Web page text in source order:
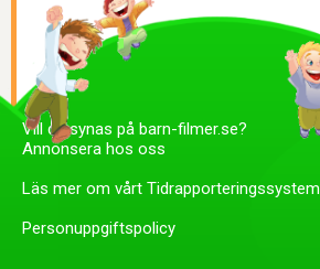
Vill du synas på barn-filmer.se?
Annonsera hos oss
Läs mer om vårt Tidrapporteringssystem
Personuppgiftspolicy